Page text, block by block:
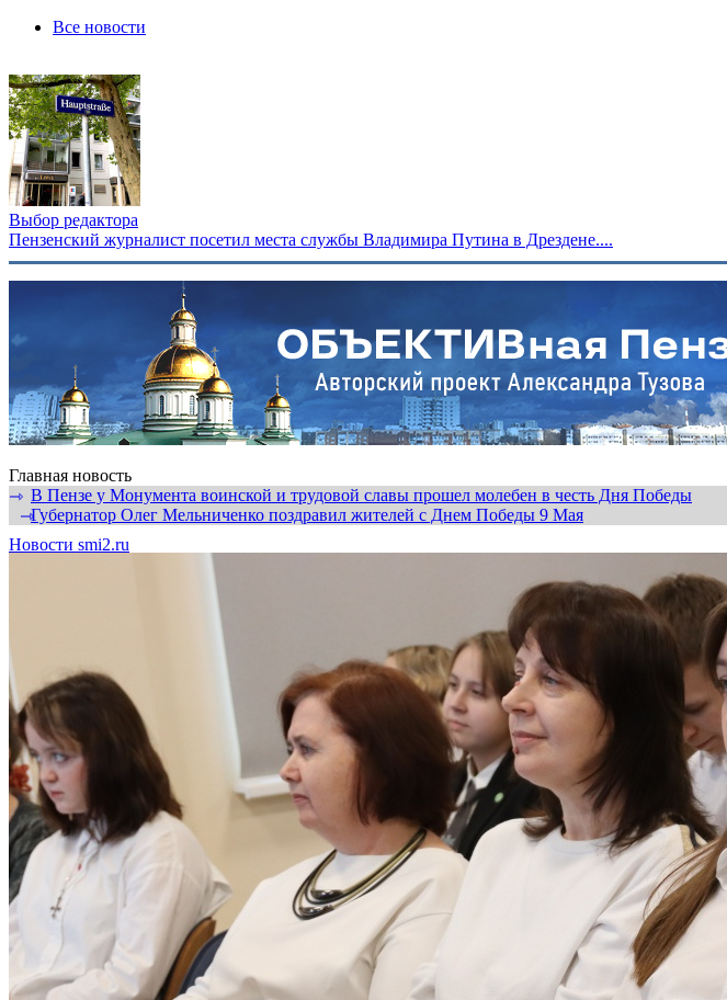
Все новости
Выбор редактора
Пензенский журналист посетил места службы Владимира Путина в Дрездене....
Главная новость
⇾ В Пензе у Монумента воинской и трудовой славы прошел молебен в честь Дня Победы
⇾Губернатор Олег Мельниченко поздравил жителей с Днем Победы 9 Мая
Новости smi2.ru